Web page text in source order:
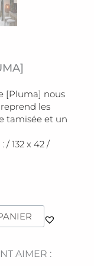
[Pluma] nous
les
tamisée et un
132 x 42 /
AIMER :